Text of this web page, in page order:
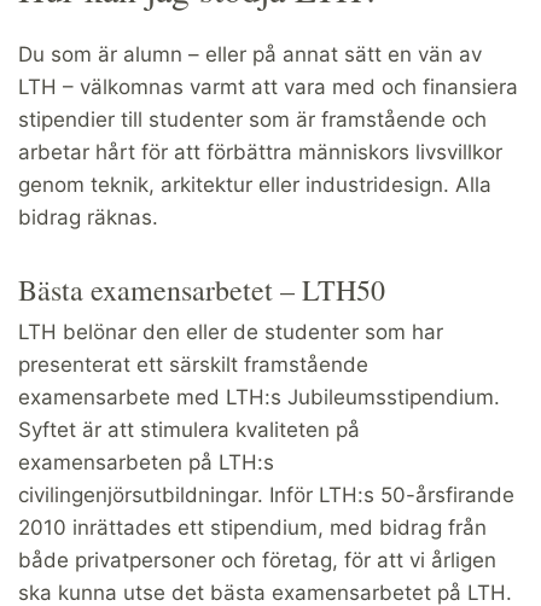
Du som är alumn – eller på annat sätt en vän av
LTH – välkomnas varmt att vara med och finansiera
stipendier till studenter som är framstående och
arbetar hårt för att förbättra människors livsvillkor
genom teknik, arkitektur eller industridesign. Alla
bidrag räknas.
Bästa examensarbetet – LTH50
LTH belönar den eller de studenter som har
presenterat ett särskilt framstående
examensarbete med LTH:s Jubileumsstipendium.
Syftet är att stimulera kvaliteten på
examensarbeten på LTH:s
civilingenjörsutbildningar. Inför LTH:s 50-årsfirande
2010 inrättades ett stipendium, med bidrag från
både privatpersoner och företag, för att vi årligen
ska kunna utse det bästa examensarbetet på LTH.